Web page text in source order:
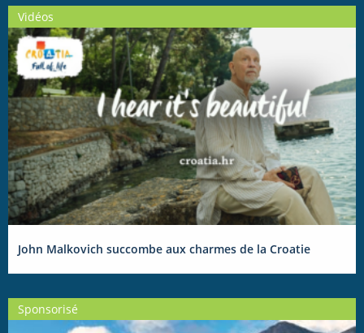
Vidéos
John Malkovich succombe aux charmes de la Croatie
Sponsorisé